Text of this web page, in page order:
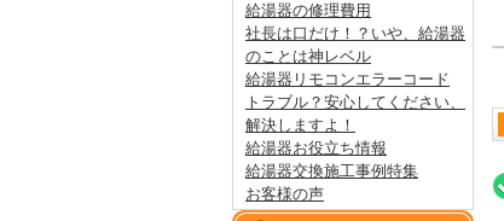
給湯器の修理費用
社長は口だけ！？いや、給湯器
のことは神レベル
給湯器リモコンエラーコード
トラブル？安心してください、
解決しますよ！
給湯器お役立ち情報
給湯器交換施工事例特集
お客様の声